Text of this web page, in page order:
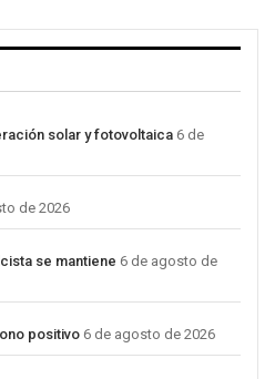
solar y fotovoltaica 6 de
de 2026
se mantiene 6 de agosto de
positivo 6 de agosto de 2026